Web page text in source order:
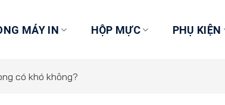
MÁY IN HỘP MỰC PHỤ KIỆN
có khó không?